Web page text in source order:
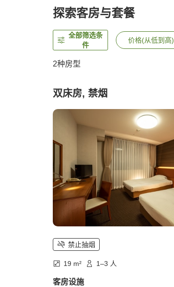
探索客房与套餐
全部筛选条
件
价格(从低到高)
2种房型
双床房, 禁烟
禁止抽烟
19 m² 1–3 人
客房设施